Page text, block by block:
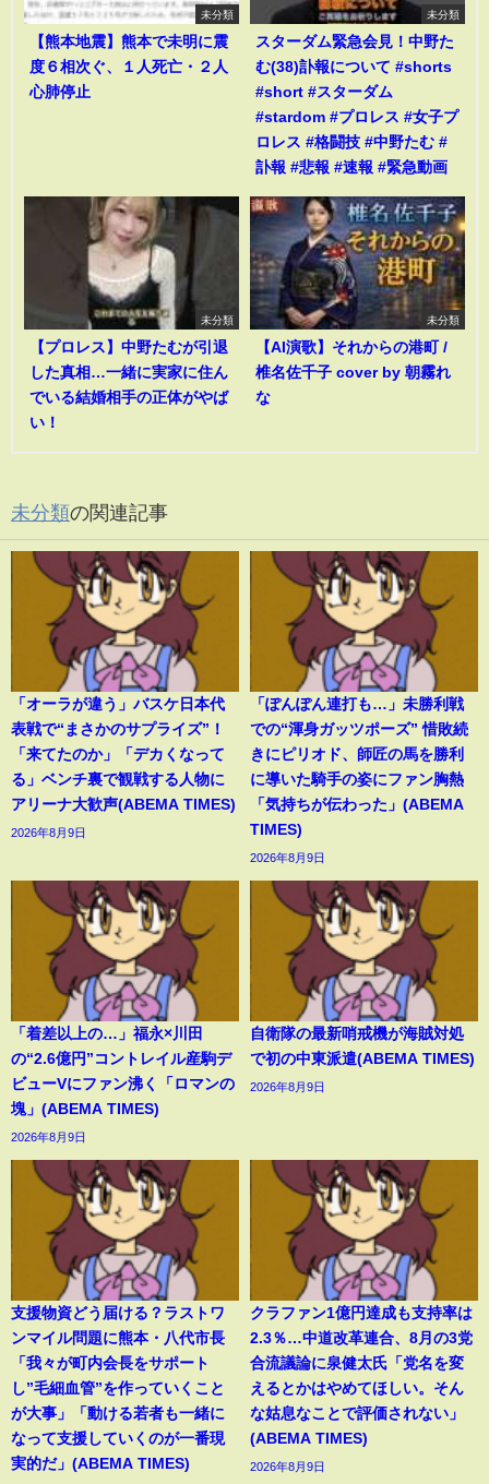
未分類
【熊本地震】熊本で未明に震
度６相次ぐ、１人死亡・２人
心肺停止
未分類
スターダム緊急会見！中野た
む(38)訃報について #shorts
#short #スターダム
#stardom #プロレス #女子プ
ロレス #格闘技 #中野たむ #
訃報 #悲報 #速報 #緊急動画
未分類
【プロレス】中野たむが引退
した真相…一緒に実家に住ん
でいる結婚相手の正体がやば
い！
未分類
【AI演歌】それからの港町 /
椎名佐千子 cover by 朝霧れ
な
未分類の関連記事
「オーラが違う」バスケ日本代
表戦で“まさかのサプライズ”！
「来てたのか」「デカくなって
る」ベンチ裏で観戦する人物に
アリーナ大歓声(ABEMA TIMES)
2026年8月9日
「ぽんぽん連打も…」未勝利戦
での“渾身ガッツポーズ” 惜敗続
きにピリオド、師匠の馬を勝利
に導いた騎手の姿にファン胸熱
「気持ちが伝わった」(ABEMA
TIMES)
2026年8月9日
「着差以上の…」福永×川田
の“2.6億円”コントレイル産駒デ
ビューVにファン沸く「ロマンの
塊」(ABEMA TIMES)
2026年8月9日
自衛隊の最新哨戒機が海賊対処
で初の中東派遣(ABEMA TIMES)
2026年8月9日
支援物資どう届ける？ラストワ
ンマイル問題に熊本・八代市長
「我々が町内会長をサポート
し”毛細血管”を作っていくこと
が大事」「動ける若者も一緒に
なって支援していくのが一番現
実的だ」(ABEMA TIMES)
クラファン1億円達成も支持率は
2.3％…中道改革連合、8月の3党
合流議論に泉健太氏「党名を変
えるとかはやめてほしい。そん
な姑息なことで評価されない」
(ABEMA TIMES)
2026年8月9日